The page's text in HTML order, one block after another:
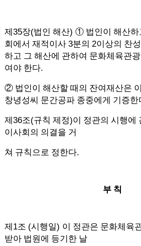
제35장(법인 해산) ① 법인이 해산
회에서 재적이사 3분의 2이상의 찬
하고 그 해산에 관하여 문화체육관
여야 한다.
② 법인이 해산할 때의 잔여재산은
창녕성씨 문간공파 종중에게 기증한
제36조(규칙 제정)이 정관의 시행에
이사회의 의결을 거
쳐 규칙으로 정한다.
부 칙
제 1조 (시행일) 이 정관은 문화체육
받아 법원에 등기한 날